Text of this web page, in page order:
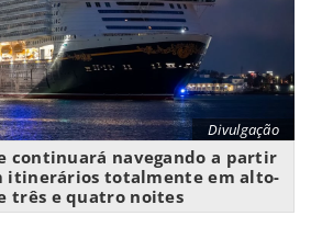
Divulgação
continuará navegando a partir
itinerários totalmente em alto-
três e quatro noites